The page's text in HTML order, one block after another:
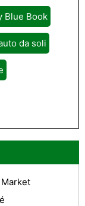
Blue Book
da soli